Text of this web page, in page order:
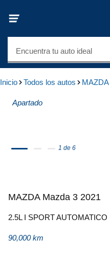
Encuentra tu auto ideal
Inicio Todos los autos MAZDA
Apartado
1 de 6
MAZDA Mazda 3 2021
2.5L I SPORT AUTOMATICO
90,000 km